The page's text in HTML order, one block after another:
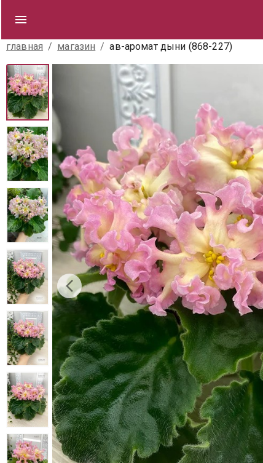
главная / магазин / ав-аромат дыни (868-227)